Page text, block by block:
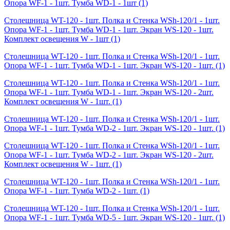
Опора WF-1 - 1шт. Тумба WD-1 - 1шт (1)
Столешница WT-120 - 1шт. Полка и Стенка WSh-120/1 - 1шт.
Опора WF-1 - 1шт. Тумба WD-1 - 1шт. Экран WS-120 - 1шт.
Комплект освещения W - 1шт (1)
Столешница WT-120 - 1шт. Полка и Стенка WSh-120/1 - 1шт.
Опора WF-1 - 1шт. Тумба WD-1 - 1шт. Экран WS-120 - 1шт. (1)
Столешница WT-120 - 1шт. Полка и Стенка WSh-120/1 - 1шт.
Опора WF-1 - 1шт. Тумба WD-1 - 1шт. Экран WS-120 - 2шт.
Комплект освещения W - 1шт. (1)
Столешница WT-120 - 1шт. Полка и Стенка WSh-120/1 - 1шт.
Опора WF-1 - 1шт. Тумба WD-2 - 1шт. Экран WS-120 - 1шт. (1)
Столешница WT-120 - 1шт. Полка и Стенка WSh-120/1 - 1шт.
Опора WF-1 - 1шт. Тумба WD-2 - 1шт. Экран WS-120 - 2шт.
Комплект освещения W - 1шт. (1)
Столешница WT-120 - 1шт. Полка и Стенка WSh-120/1 - 1шт.
Опора WF-1 - 1шт. Тумба WD-2 - 1шт. (1)
Столешница WT-120 - 1шт. Полка и Стенка WSh-120/1 - 1шт.
Опора WF-1 - 1шт. Тумба WD-5 - 1шт. Экран WS-120 - 1шт. (1)